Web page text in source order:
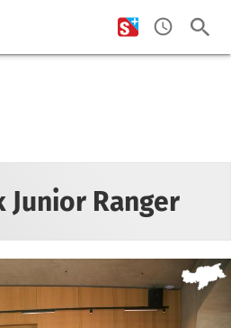
Junior Ranger